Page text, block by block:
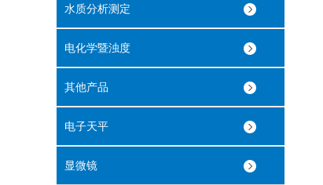
水质分析测定
电化学暨浊度
其他产品
电子天平
显微镜